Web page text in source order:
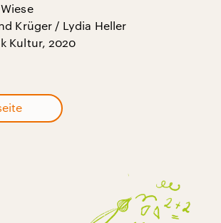
Krüger / Lydia Heller
Kultur, 2020